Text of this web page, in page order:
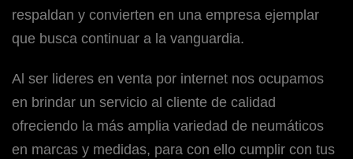
respaldan y convierten en una empresa ejemplar
que busca continuar a la vanguardia.
Al ser lideres en venta por internet nos ocupamos
en brindar un servicio al cliente de calidad
ofreciendo la más amplia variedad de neumáticos
en marcas y medidas, para con ello cumplir con tus